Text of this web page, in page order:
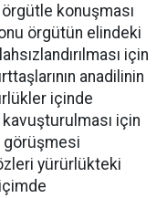
konuşması
örgütün elindeki
için
anadilinin
içinde
için
görüşmesi
yürürlükteki